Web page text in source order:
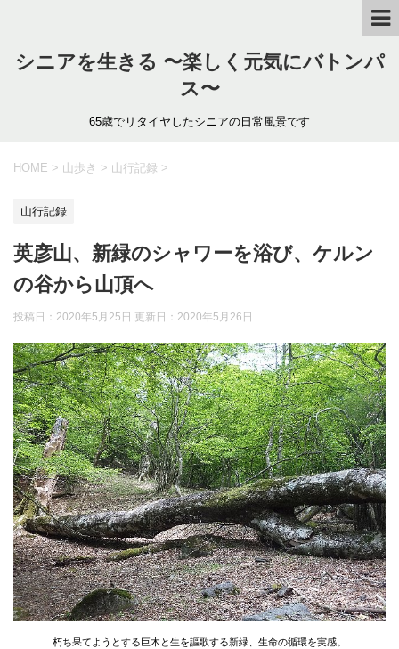
シニアを生きる 〜楽しく元気にバトンパ
ス〜
65歳でリタイヤしたシニアの日常風景です
HOME > 山歩き > 山行記録 >
山行記録
英彦山、新緑のシャワーを浴び、ケルン
の谷から山頂へ
投稿日：2020年5月25日 更新日： 2020年5月26日
朽ち果てようとする巨木と生を謳歌する新緑、生命の循環を実感。